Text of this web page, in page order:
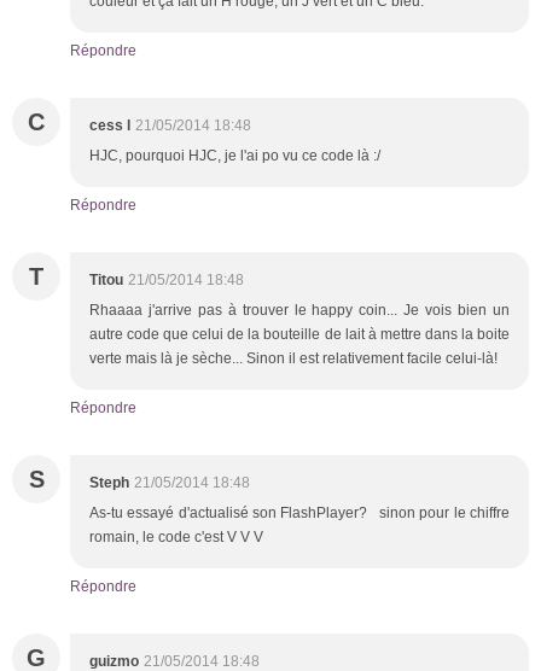
Répondre
C cess l 21/05/2014 18:48
HJC, pourquoi HJC, je l'ai po vu ce code là :/
Répondre
T Titou 21/05/2014 18:48
Rhaaaa j'arrive pas à trouver le happy coin... Je vois bien un
autre code que celui de la bouteille de lait à mettre dans la boite
verte mais là je sèche... Sinon il est relativement facile celui-là!
Répondre
S Steph 21/05/2014 18:48
As-tu essayé d'actualisé son FlashPlayer? sinon pour le chiffre
romain, le code c'est V V V
Répondre
G guizmo 21/05/2014 18:48